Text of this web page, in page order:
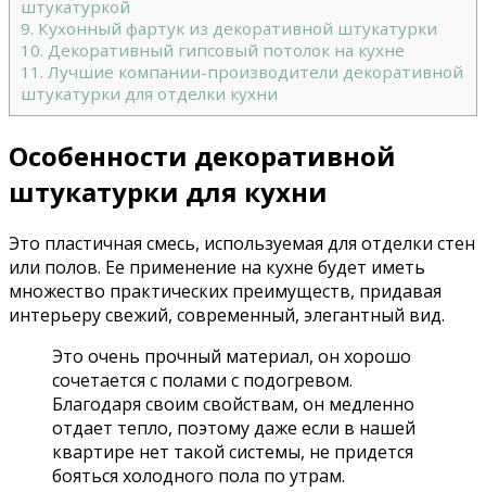
штукатуркой
9. Кухонный фартук из декоративной штукатурки
10. Декоративный гипсовый потолок на кухне
11. Лучшие компании-производители декоративной
штукатурки для отделки кухни
Особенности декоративной
штукатурки для кухни
Это пластичная смесь, используемая для отделки стен
или полов. Ее применение на кухне будет иметь
множество практических преимуществ, придавая
интерьеру свежий, современный, элегантный вид.
Это очень прочный материал, он хорошо
сочетается с полами с подогревом.
Благодаря своим свойствам, он медленно
отдает тепло, поэтому даже если в нашей
квартире нет такой системы, не придется
бояться холодного пола по утрам.